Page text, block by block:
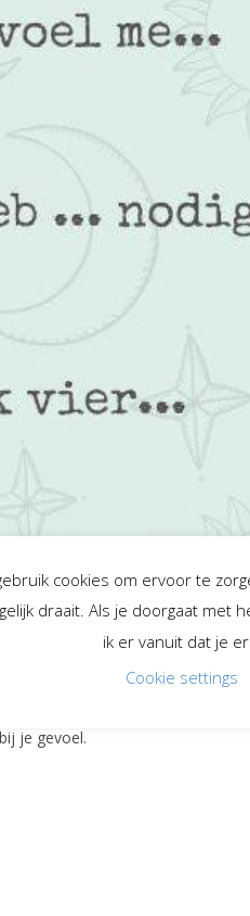
je gevoel.
cookies om ervoor te
draait. Als je doorgaat met
ik er vanuit dat je
Cookie settings